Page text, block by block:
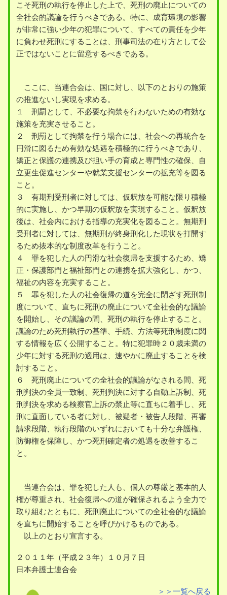
こそ死刑の執行を停止した上で、死刑の廃止についての
全社会的議論を行うべきである。特に、成育環境の影響
が非常に強い少年の犯罪について、すべての責任を少年
に負わせ死刑にすることは、刑事司法の在り方として公
正ではないことに留意するべきである。
ここに、当連合会は、国に対し、以下のとおりの施策
の推進ないし実現を求める。
１ 刑罰として、不必要な拘禁を行わないための有効な
施策を充実させること。
２ 刑罰として拘禁を行う場合には、社会への再統合を
円滑に図るため有効な処遇を積極的に行うべきであり、
矯正と保護の連携及び担い手の育成と専門性の確保、自
立更生促進センターや就業支援センターの拡充等を図る
こと。
３ 有期刑受刑者に対しては、仮釈放を可能な限り積極
的に実施し、かつ早期の仮釈放を実現すること。仮釈放
後は、社会内における指導の充実化を図ること。無期刑
受刑者に対しては、無期刑が終身刑化した現状を打開す
るため抜本的な制度改革を行うこと。
４ 罪を犯した人の円滑な社会復帰を支援するため、矯
正・保護部門と福祉部門との連携を拡大強化し、かつ、
福祉の内容を充実すること。
５ 罪を犯した人の社会復帰の道を完全に閉ざす死刑制
度について、直ちに死刑の廃止について全社会的な議論
を開始し、その議論の間、死刑の執行を停止すること。
議論のため死刑執行の基準、手続、方法等死刑制度に関
する情報を広く公開すること。特に犯罪時２０歳未満の
少年に対する死刑の適用は、速やかに廃止することを検
討すること。
６ 死刑廃止についての全社会的議論がなされる間、死
刑判決の全員一致制、死刑判決に対する自動上訴制、死
刑判決を求める検察官上訴の禁止等に直ちに着手し、死
刑に直面している者に対し、被疑者・被告人段階、再審
請求段階、執行段階のいずれにおいても十分な弁護権、
防御権を保障し、かつ死刑確定者の処遇を改善するこ
と。
当連合会は、罪を犯した人も、個人の尊厳と基本的人
権が尊重され、社会復帰への道が確保されるよう全力で
取り組むとともに、死刑廃止についての全社会的な議論
を直ちに開始することを呼びかけるものである。
以上のとおり宣言する。
２０１１年（平成２３年）１０月７日
日本弁護士連合会
＞＞一覧へ戻る